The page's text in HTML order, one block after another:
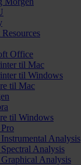
Resources
Office
til Mac
til Windows
til Mac
til Windows
Analysis
Analysis
Analysis